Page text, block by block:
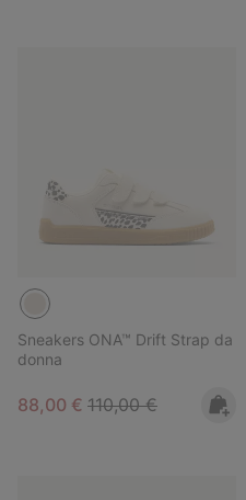
Sneakers ONA™ Drift Strap da
donna
Sale price:
88,00 € Regular price:
110,00 €